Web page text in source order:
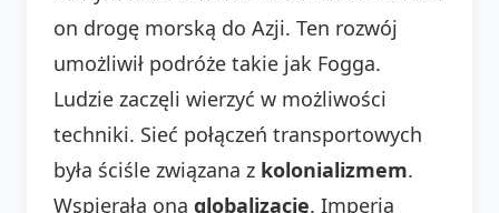
on drogę morską do Azji. Ten rozwój
umożliwił podróże takie jak Fogga.
Ludzie zaczęli wierzyć w możliwości
techniki. Sieć połączeń transportowych
była ściśle związana z kolonializmem.
Wspierała ona globalizację. Imperia